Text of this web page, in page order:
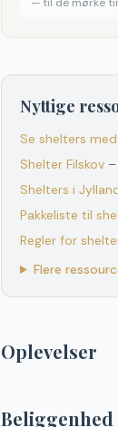
Nyttige
Se shelters
Shelter Filskov
Shelters i
Pakkeliste til
Regler for
Flere
Oplevelser
Beliggenhed